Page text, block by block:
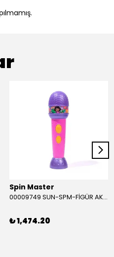
Spin Master
00009749 SUN-SPM-FİGÜR AKS. DORA MİKROFON YAĞMUR ORMANI RİTMİ (DORA) SESLİ
₺ 1,474.20